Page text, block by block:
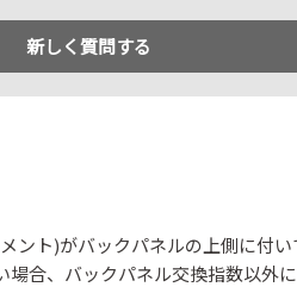
新しく質問する
ント)がバックパネルの上側に付
合、バックパネル交換指数以外